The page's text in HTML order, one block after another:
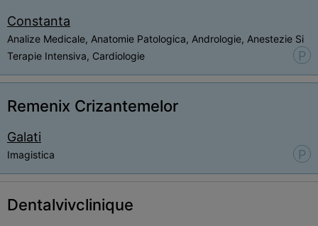
Constanta
Analize Medicale, Anatomie Patologica, Andrologie, Anestezie Si
Terapie Intensiva, Cardiologie
P
Remenix Crizantemelor
Galati
Imagistica P
Dentalvivclinique